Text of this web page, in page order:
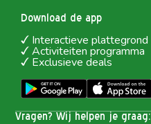
Vragen? Wij helpen je graag:
Download de app
Interactieve plattegrond
Activiteiten programma
Exclusieve deals